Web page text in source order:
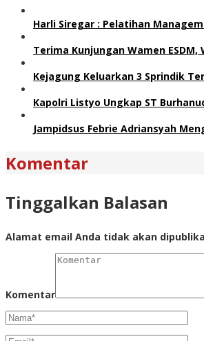
Harli Siregar : Pelatihan
Terima Kunjungan Wamen ESDM,
Kejagung Keluarkan 3 Sprindik
Kapolri Listyo Ungkap ST
Jampidsus Febrie Adriansyah
Komentar
Tinggalkan Balasan
Alamat email Anda tidak akan
Komentar